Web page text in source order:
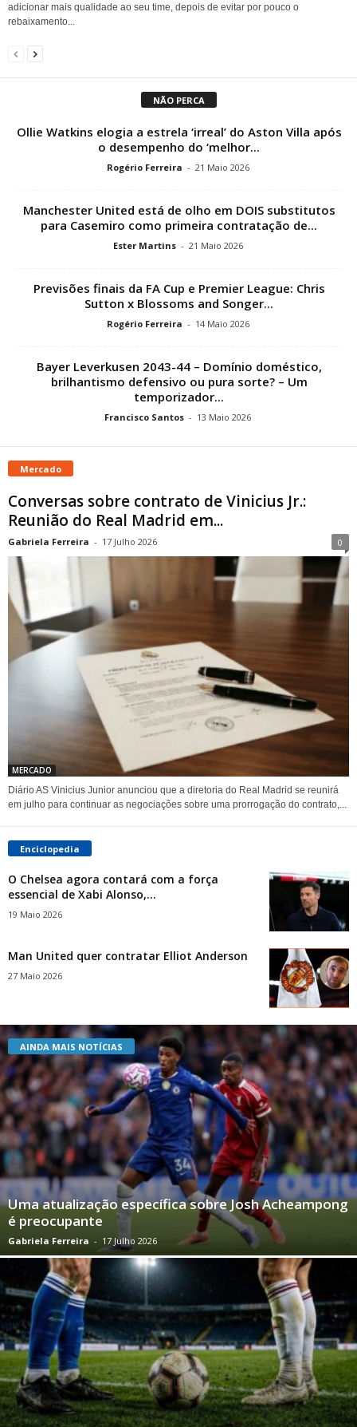
adicionar mais qualidade ao seu time, depois de evitar por pouco o
rebaixamento...
NÃO PERCA
Ollie Watkins elogia a estrela ‘irreal’ do Aston Villa após
o desempenho do ‘melhor...
Rogério Ferreira - 21 Maio 2026
Manchester United está de olho em DOIS substitutos
para Casemiro como primeira contratação de...
Ester Martins - 21 Maio 2026
Previsões finais da FA Cup e Premier League: Chris
Sutton x Blossoms and Songer...
Rogério Ferreira - 14 Maio 2026
Bayer Leverkusen 2043-44 – Domínio doméstico,
brilhantismo defensivo ou pura sorte? – Um
temporizador...
Francisco Santos - 13 Maio 2026
Mercado
Conversas sobre contrato de Vinicius Jr.:
Reunião do Real Madrid em...
Gabriela Ferreira - 17 Julho 2026 0
MERCADO
Diário AS Vinicius Junior anunciou que a diretoria do Real Madrid se reunirá
em julho para continuar as negociações sobre uma prorrogação do contrato,...
Enciclopedia
O Chelsea agora contará com a força
essencial de Xabi Alonso,...
19 Maio 2026
Man United quer contratar Elliot Anderson
27 Maio 2026
AINDA MAIS NOTÍCIAS
Uma atualização específica sobre Josh Acheampong
é preocupante
Gabriela Ferreira - 17 Julho 2026